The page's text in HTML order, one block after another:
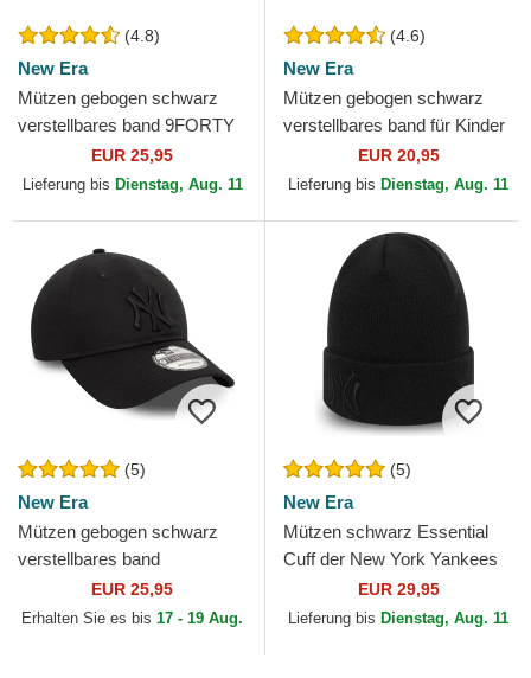
(4.8)
New Era
Mützen gebogen schwarz
verstellbares band 9FORTY
League Essential der New
York Yankees MLB von...
EUR 25,95
Lieferung bis Dienstag, Aug. 11
(4.6)
New Era
Mützen gebogen schwarz
verstellbares band für Kinder
9FORTY League Essential
der New York Yankees...
EUR 20,95
Lieferung bis Dienstag, Aug. 11
(5)
New Era
Mützen gebogen schwarz
verstellbares band
9TWENTY League Essential
der New York Yankees MLB
EUR 25,95
Erhalten Sie es bis 17 - 19 Aug.
(5)
New Era
Mützen schwarz Essential
Cuff der New York Yankees
MLB von New Era
EUR 29,95
Lieferung bis Dienstag, Aug. 11